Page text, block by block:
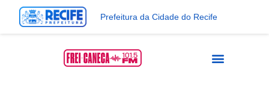
Prefeitura da Cidade do Recife